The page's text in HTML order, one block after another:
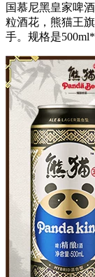
国慕尼黑皇家啤
粒酒花，熊猫王
手。规格是